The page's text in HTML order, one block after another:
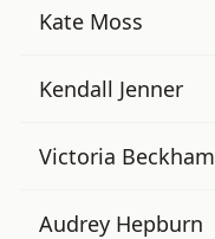
Kate Moss
Kendall Jenner
Victoria Beckham
Audrey Hepburn